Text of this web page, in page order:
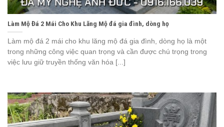
Làm Mộ Đá 2 Mái Cho Khu Lăng Mộ đá gia đình, dòng họ
Làm mộ đá 2 mái cho khu lăng mộ đá gia đình, dòng họ là một
trong những công việc quan trọng và cần được chú trọng trong
việc lưu giữ truyền thống văn hóa [...]